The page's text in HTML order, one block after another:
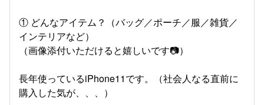
① どんなアイテム？（バッグ／ポーチ／服／雑貨／
インテリアなど）
（画像添付いただけると嬉しいです📷）
長年使っているiPhone11です。（社会人なる直前に
購入した気が、、、）